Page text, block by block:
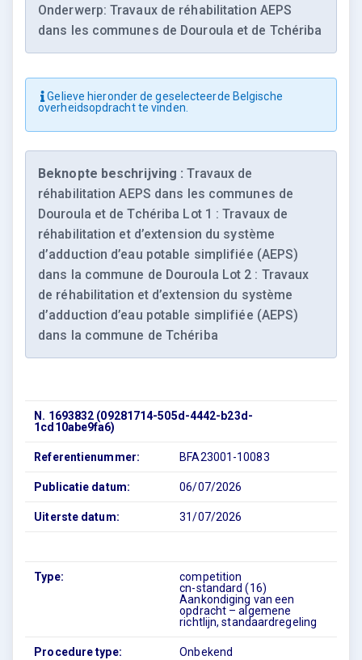
Onderwerp: Travaux de réhabilitation AEPS
dans les communes de Douroula et de Tchériba
Gelieve hieronder de geselecteerde Belgische
overheidsopdracht te vinden.
Beknopte beschrijving : Travaux de
réhabilitation AEPS dans les communes de
Douroula et de Tchériba Lot 1 : Travaux de
réhabilitation et d’extension du système
d’adduction d’eau potable simplifiée (AEPS)
dans la commune de Douroula Lot 2 : Travaux
de réhabilitation et d’extension du système
d’adduction d’eau potable simplifiée (AEPS)
dans la commune de Tchériba
N. 1693832 (09281714-505d-4442-b23d-
1cd10abe9fa6)
Referentienummer: BFA23001-10083
Publicatie datum: 06/07/2026
Uiterste datum: 31/07/2026
Type:
competition
cn-standard (16)
Aankondiging van een
opdracht – algemene
richtlijn, standaardregeling
Procedure type: Onbekend